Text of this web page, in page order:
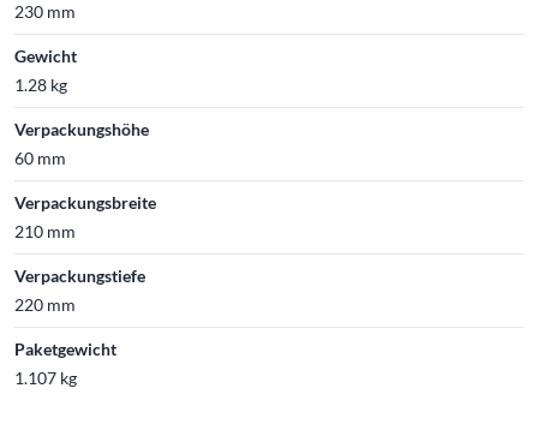
230 mm
Gewicht
1.28 kg
Verpackungshöhe
60 mm
Verpackungsbreite
210 mm
Verpackungstiefe
220 mm
Paketgewicht
1.107 kg